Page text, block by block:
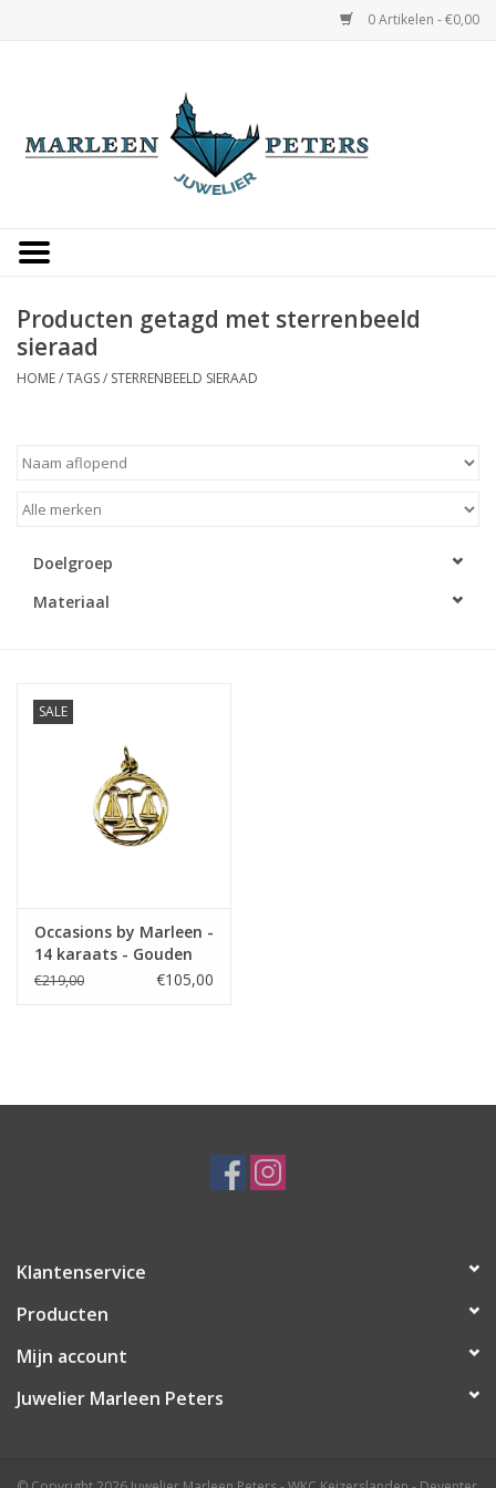
0 Artikelen - €0,00
Occasions
Cadeaukaarten
Producten getagd met sterrenbeeld
sieraad
HOME/TAGS/ STERRENBEELD SIERAAD
Doelgroep
Materiaal
SALE
Occasions by Marleen -
14 karaats - Gouden
sterrenbeeld -
€219,00 €105,00
Klantenservice
Producten
Mijn account
Juwelier Marleen Peters